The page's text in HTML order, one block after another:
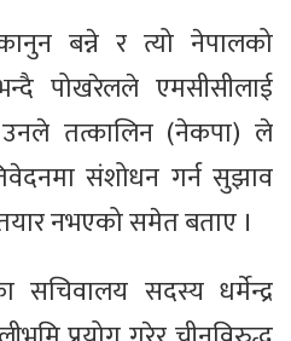
बन्ने र त्यो नेपालको
पोखरेलले एमसीसीलाई
उनले तत्कालिन (नेकपा) ले
संशोधन गर्न सुझाव
नभएको समेत बताए ।
सचिवालय सदस्य धर्मेन्द्र